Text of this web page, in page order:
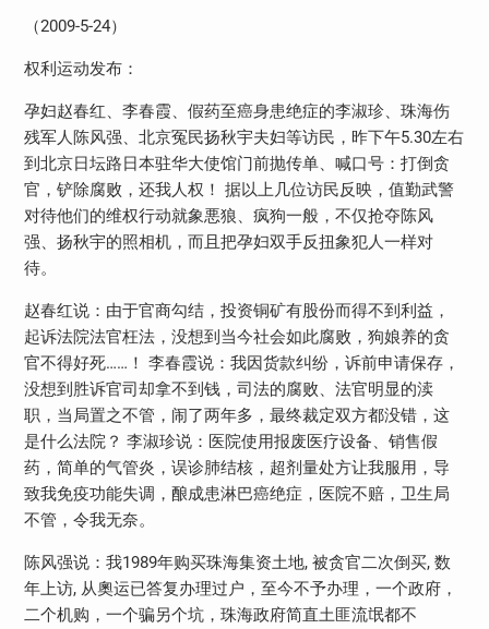
（2009-5-24）
权利运动发布：
孕妇赵春红、李春霞、假药至癌身患绝症的李淑珍、珠海伤
残军人陈风强、北京冤民扬秋宇夫妇等访民，昨下午5.30左右
到北京日坛路日本驻华大使馆门前抛传单、喊口号：打倒贪
官，铲除腐败，还我人权！ 据以上几位访民反映，值勤武警
对待他们的维权行动就象悪狼、疯狗一般，不仅抢夺陈风
强、扬秋宇的照相机，而且把孕妇双手反扭象犯人一样对
待。
赵春红说：由于官商勾结，投资铜矿有股份而得不到利益，
起诉法院法官枉法，没想到当今社会如此腐败，狗娘养的贪
官不得好死……！ 李春霞说：我因货款纠纷，诉前申请保存，
没想到胜诉官司却拿不到钱，司法的腐败、法官明显的渎
职，当局置之不管，闹了两年多，最终裁定双方都没错，这
是什么法院？ 李淑珍说：医院使用报废医疗设备、销售假
药，简单的气管炎，误诊肺结核，超剂量处方让我服用，导
致我免疫功能失调，酿成患淋巴癌绝症，医院不赔，卫生局
不管，令我无奈。
陈风强说：我1989年购买珠海集资土地, 被贪官二次倒买, 数
年上访, 从奧运已答复办理过户，至今不予办理，一个政府，
二个机购，一个骗另个坑，珠海政府简直土匪流氓都不